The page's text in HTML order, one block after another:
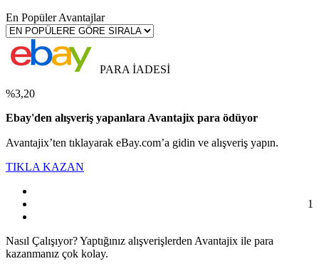
En Popüler Avantajlar
PARA İADESİ
%3,20
Ebay'den alışveriş yapanlara Avantajix para ödüyor
Avantajix’ten tıklayarak eBay.com’a gidin ve alışveriş yapın.
TIKLA KAZAN
1
Nasıl Çalışıyor?Yaptığınız alışverişlerden Avantajix ile para
kazanmanız çok kolay.